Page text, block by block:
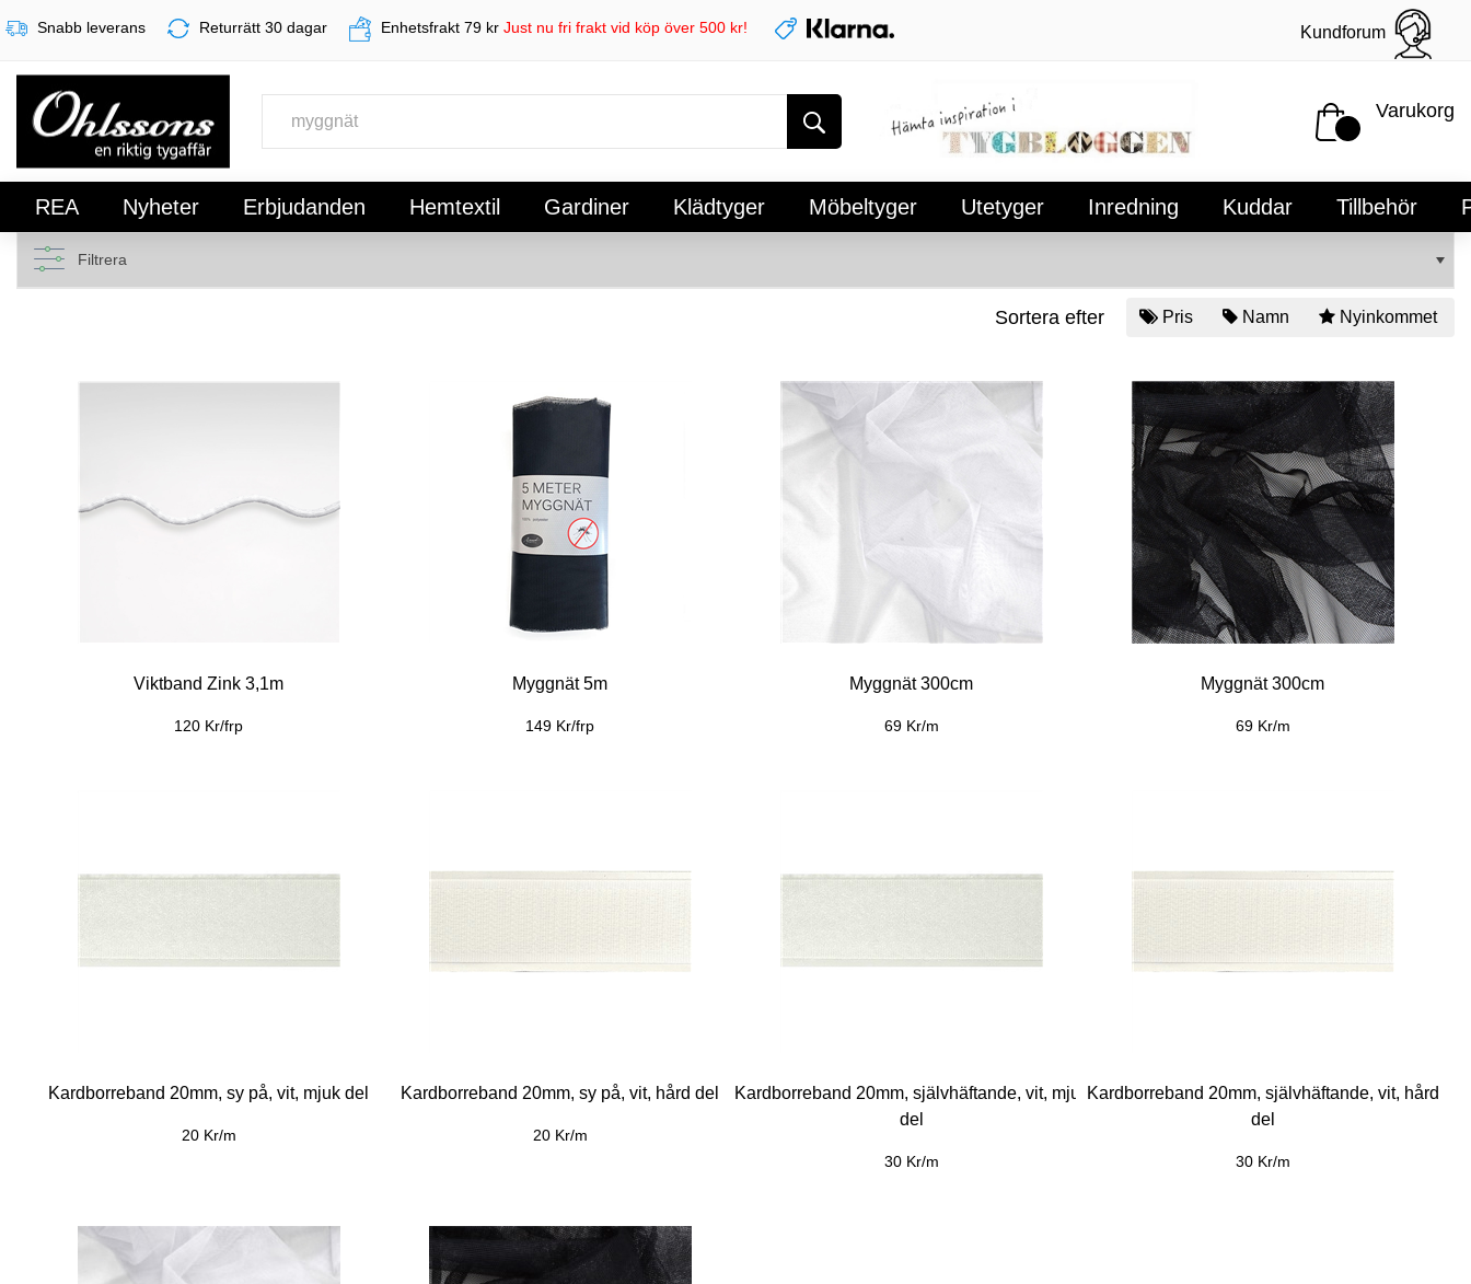
Snabb leverans Returrätt 30 dagar Enhetsfrakt 79 kr Just nu fri frakt vid köp över 500 kr! Kundforum
Varukorg
REA Nyheter Erbjudanden Hemtextil Gardiner Klädtyger Möbeltyger Utetyger Inredning Kuddar Tillbehör
RegisterFiltrera
Sortera efter Pris Namn Nyinkommet
Viktband Zink 3,1m
120 Kr/frp
Myggnät 5m
149 Kr/frp
Myggnät 300cm
69 Kr/m
Myggnät 300cm
69 Kr/m
Kardborreband 20mm, sy på, vit, mjuk del
20 Kr/m
Kardborreband 20mm, sy på, vit, hård del
20 Kr/m
Kardborreband 20mm, självhäftande, vit, mjuk
del
30 Kr/m
Kardborreband 20mm, självhäftande, vit, hård
del
30 Kr/m